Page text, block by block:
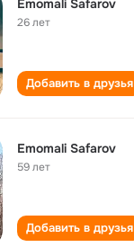
Emomali Safarov
26 лет
Добавить в друзья
Emomali Safarov
59 лет
Добавить в друзья